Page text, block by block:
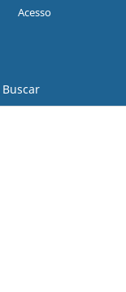
Buscar
Acesso